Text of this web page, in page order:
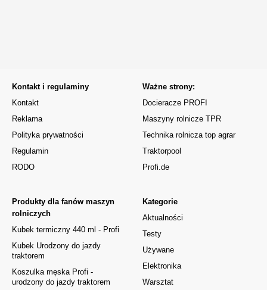
Kontakt i regulaminy
Kontakt
Reklama
Polityka prywatności
Regulamin
RODO
Kategorie
Aktualności
Testy
Używane
Elektronika
Warsztat
Produkty dla fanów maszyn
rolniczych
Kubek termiczny 440 ml - Profi
Kubek Urodzony do jazdy
traktorem
Koszulka męska Profi -
urodzony do jazdy traktorem
Ważne strony:
Docieracze PROFI
Maszyny rolnicze TPR
Technika rolnicza top agrar
Traktorpool
Profi.de